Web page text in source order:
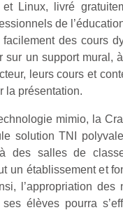
Linux, livré
de
des cours
sur un support mural,
leurs cours et
la présentation.
mimio, la
solution TNI
des salles de
un établissement et
l’appropriation des
ses élèves pourra